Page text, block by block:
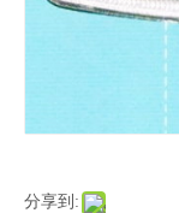
分享到: